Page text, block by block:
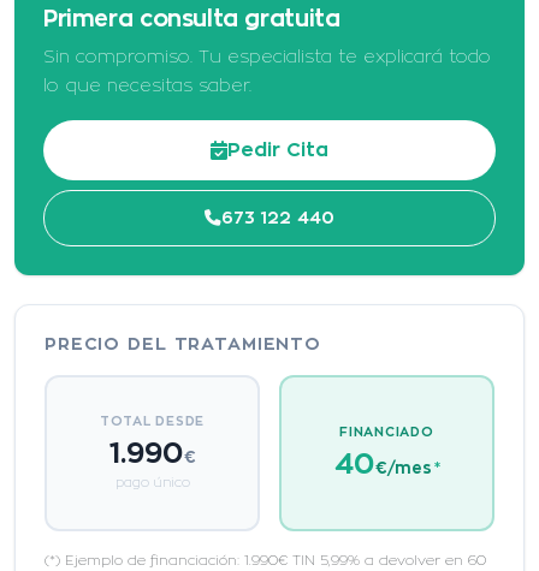
Primera consulta gratuita
Sin compromiso. Tu especialista te explicará todo
lo que necesitas saber.
Pedir Cita
673 122 440
PRECIO DEL TRATAMIENTO
TOTAL DESDE
1.990€
pago único
FINANCIADO
40€/mes *
(*) Ejemplo de financiación: 1.990€ TIN 5,99% a devolver en 60